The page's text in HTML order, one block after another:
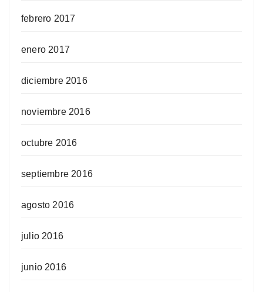
febrero 2017
enero 2017
diciembre 2016
noviembre 2016
octubre 2016
septiembre 2016
agosto 2016
julio 2016
junio 2016